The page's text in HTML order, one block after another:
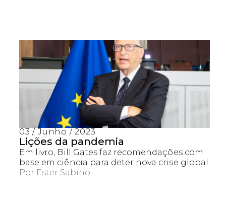
03 / Junho / 2023
Lições da pandemia
Em livro, Bill Gates faz recomendações com
base em ciência para deter nova crise global
Por Ester Sabino